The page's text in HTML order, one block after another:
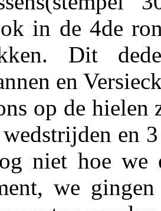
in de 4de
Dit
en
op de hielen
en
niet hoe
we